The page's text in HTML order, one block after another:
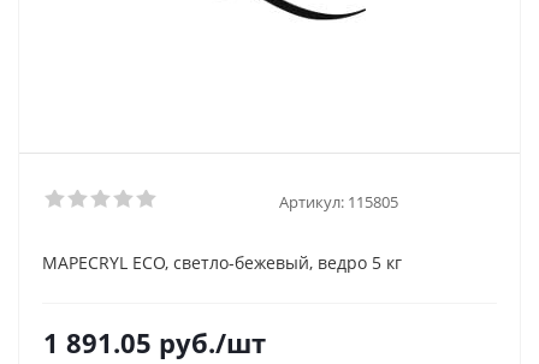
Артикул: 115805
MAPECRYL ECO, светло-бежевый, ведро 5 кг
1 891.05 руб./шт